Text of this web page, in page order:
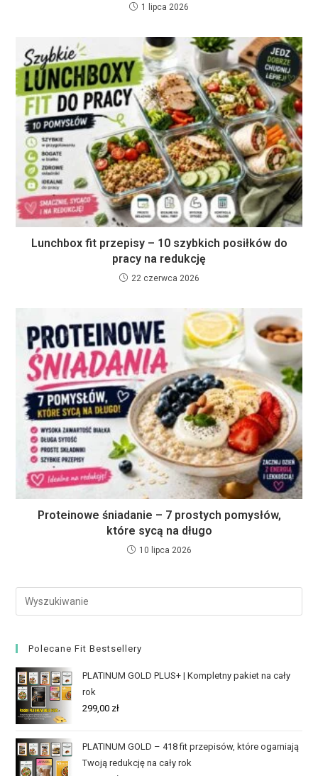
1 lipca 2026
Lunchbox fit przepisy – 10 szybkich posiłków do
pracy na redukcję
22 czerwca 2026
Proteinowe śniadanie – 7 prostych pomysłów,
które sycą na długo
10 lipca 2026
Polecane Fit Bestsellery
PLATINUM GOLD PLUS+ | Kompletny pakiet na cały
rok
299,00 zł
PLATINUM GOLD – 418 fit przepisów, które ogarniają
Twoją redukcję na cały rok